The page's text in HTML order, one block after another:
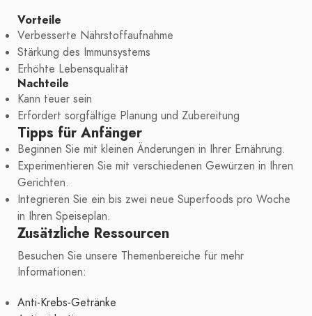
Vorteile
Verbesserte Nährstoffaufnahme
Stärkung des Immunsystems
Erhöhte Lebensqualität
Nachteile
Kann teuer sein
Erfordert sorgfältige Planung und Zubereitung
Tipps für Anfänger
Beginnen Sie mit kleinen Änderungen in Ihrer Ernährung.
Experimentieren Sie mit verschiedenen Gewürzen in Ihren
Gerichten.
Integrieren Sie ein bis zwei neue Superfoods pro Woche
in Ihren Speiseplan.
Zusätzliche Ressourcen
Besuchen Sie unsere Themenbereiche für mehr
Informationen:
Anti-Krebs-Getränke